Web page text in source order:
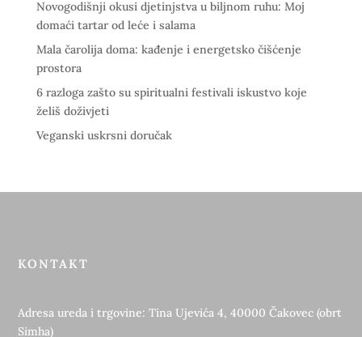
Novogodišnji okusi djetinjstva u biljnom ruhu: Moj
domaći tartar od leće i salama
Mala čarolija doma: kađenje i energetsko čišćenje
prostora
6 razloga zašto su spiritualni festivali iskustvo koje
želiš doživjeti
Veganski uskrsni doručak
KONTAKT
Adresa ureda i trgovine: Tina Ujevića 4, 40000 Čakovec (obrt
Simha)